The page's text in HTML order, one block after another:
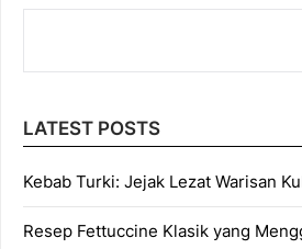
LATEST POSTS
Kebab Turki: Jejak Lezat Warisan
Resep Fettuccine Klasik yang